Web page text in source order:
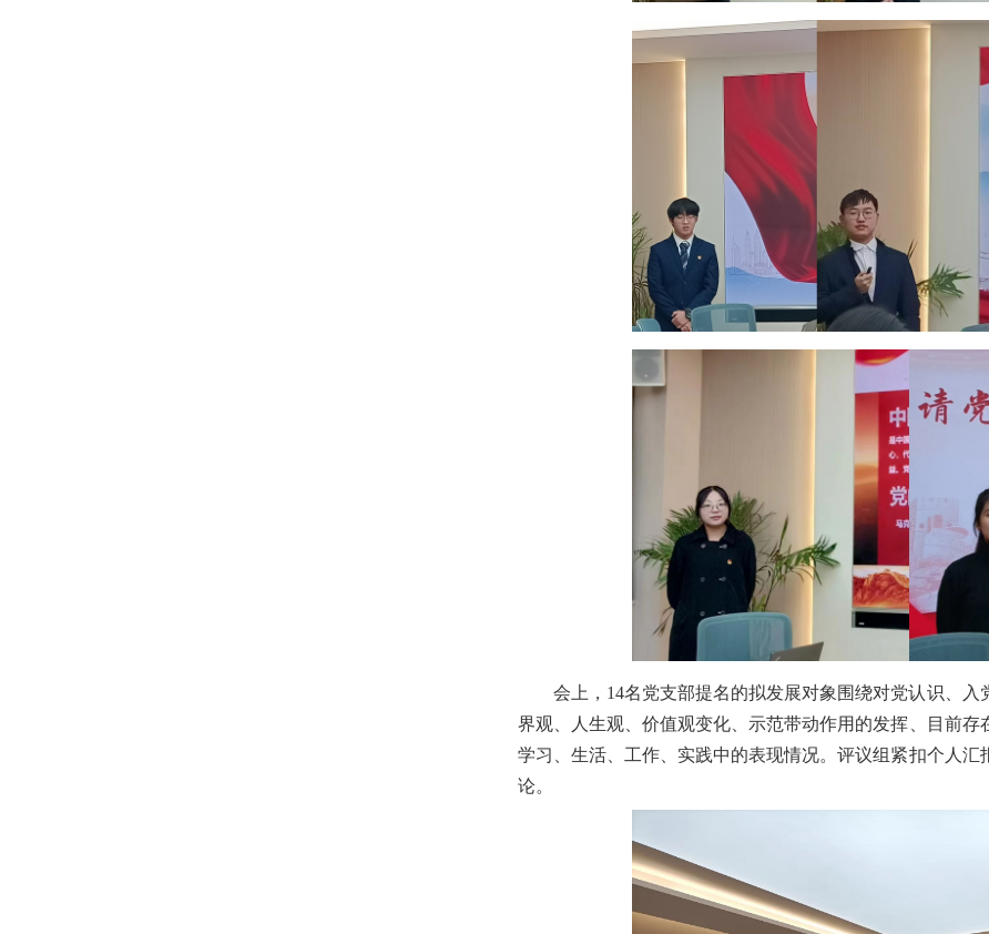
会上，14名党支部提名的拟发展对象围绕对党认识、
界观、人生观、价值观变化、示范带动作用的发挥、目前
学习、生活、工作、实践中的表现情况。评议组紧扣个人
论。